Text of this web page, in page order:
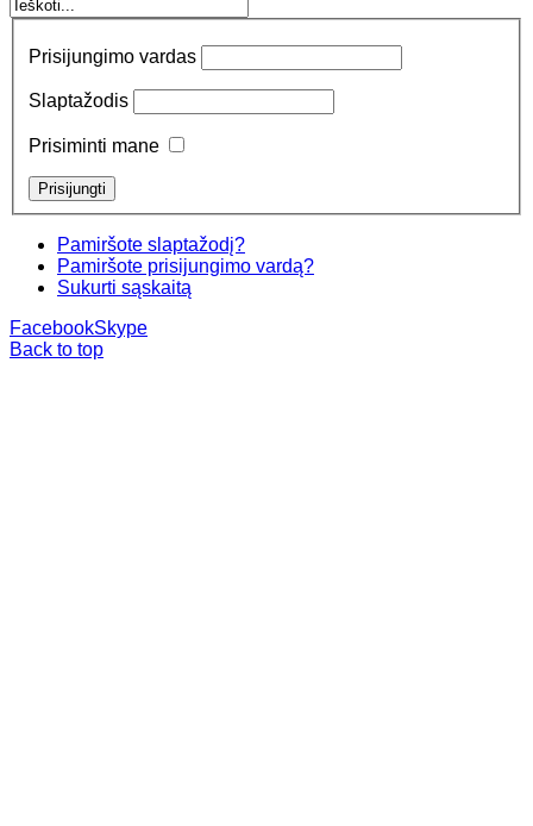
Prisijungimo vardas
Slaptažodis
Prisiminti mane
Pamiršote slaptažodį?
Pamiršote prisijungimo vardą?
Sukurti sąskaitą
FacebookSkype
Back to top